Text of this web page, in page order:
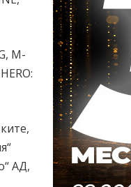
M-
АД,